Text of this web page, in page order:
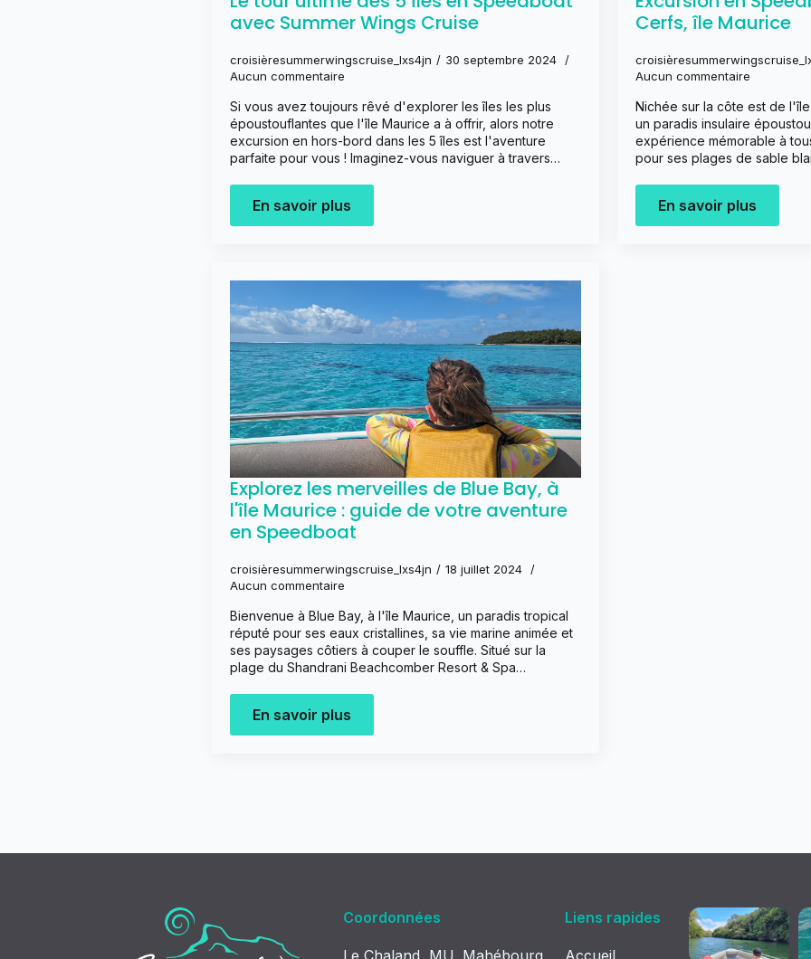
avec Summer Wings Cruise
croisièresummerwingscruise_lxs4jn
30 septembre 2024
Aucun commentaire
Si vous avez toujours rêvé d'explorer les îles les plus
époustouflantes que l'île Maurice a à offrir, alors notre
excursion en hors-bord dans les 5 îles est l'aventure
parfaite pour vous ! Imaginez-vous naviguer à travers…
En savoir plus
Cerfs, île Maurice
Aucun commentaire
Nichée sur la côte est de
un paradis insulaire
expérience mémorable à
pour ses plages de sable
En savoir plus
Explorez les merveilles de Blue Bay, à
l'île Maurice : guide de votre aventure
en Speedboat
croisièresummerwingscruise_lxs4jn
18 juillet 2024
Aucun commentaire
Bienvenue à Blue Bay, à l'île Maurice, un paradis tropical
réputé pour ses eaux cristallines, sa vie marine animée et
ses paysages côtiers à couper le souffle. Situé sur la
plage du Shandrani Beachcomber Resort & Spa…
En savoir plus
Coordonnées
Le Chaland, MU, Mahébourg
Liens rapides
Accueil